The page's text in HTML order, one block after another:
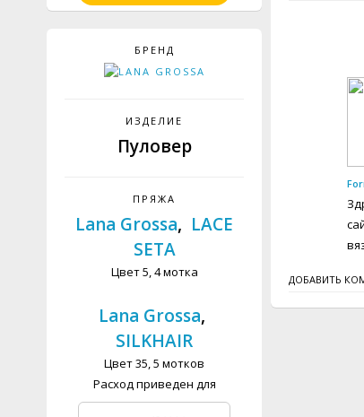
БРЕНД
ИЗДЕЛИЕ
Пуловер
ПРЯЖА
Lana Grossa, LACE
SETA
Цвет 5, 4 мотка
Lana Grossa,
SILKHAIR
Цвет 35, 5 мотков
Расход приведен для
ДОБАВИТЬ